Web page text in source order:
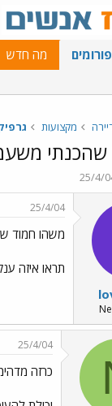
פורומים מה חדש
מקצועות
25/4/
25/4/04
משהו חמוד
תראו איזה
25/4/04
כרזה